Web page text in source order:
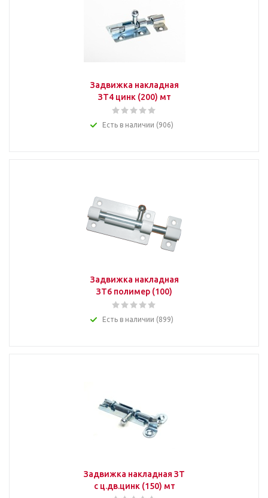
Задвижка накладная
ЗТ4 цинк (200) мт
Есть в наличии (906)
Задвижка накладная
ЗТ6 полимер (100)
Есть в наличии (899)
Задвижка накладная ЗТ
с ц.дв.цинк (150) мт